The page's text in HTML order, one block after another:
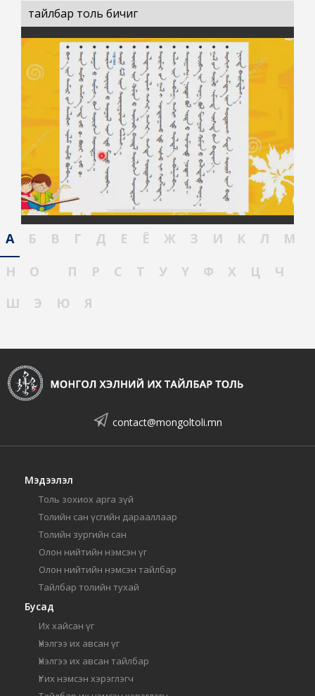
тайлбар толь бичиг
А Б В Г Д Е Ё Ж З И К Л
М
Н
О П Р С Т У Ү Ф Х Ц
Ч
Ш
Э Ю Я
contact@mongoltoli.mn
Мэдээлэл
Толь зохиох арга зүй
Толийн сан үсгийн дарааллаар
Толийн зургийн сан
Олон нийтийн нэмсэн үг
Олон нийтийн нэмсэн тайлбар
Тайлбар толийн тухай
Бусад
Их хайсан үг
Үнэлгээ их авсан үг
Үнэлгээ их авсан тайлбар
Үг их нэмсэн хэрэглэгч